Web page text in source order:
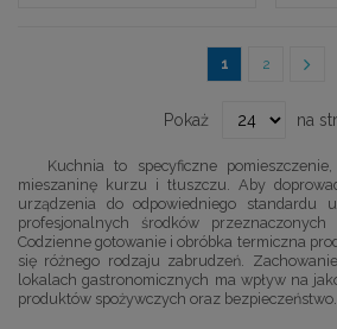
Strona
Aktualnie
1 Strona
2
Pokaż na
Kuchnia to specyficzne
mieszaninę kurzu i tłuszczu. Aby
urządzenia do odpowiedniego standardu
profesjonalnych środków
Codzienne gotowanie i obróbka termiczna
się różnego rodzaju zabrudzeń.
lokalach gastronomicznych ma wpływ na
produktów spożywczych oraz bezpieczeństwo.